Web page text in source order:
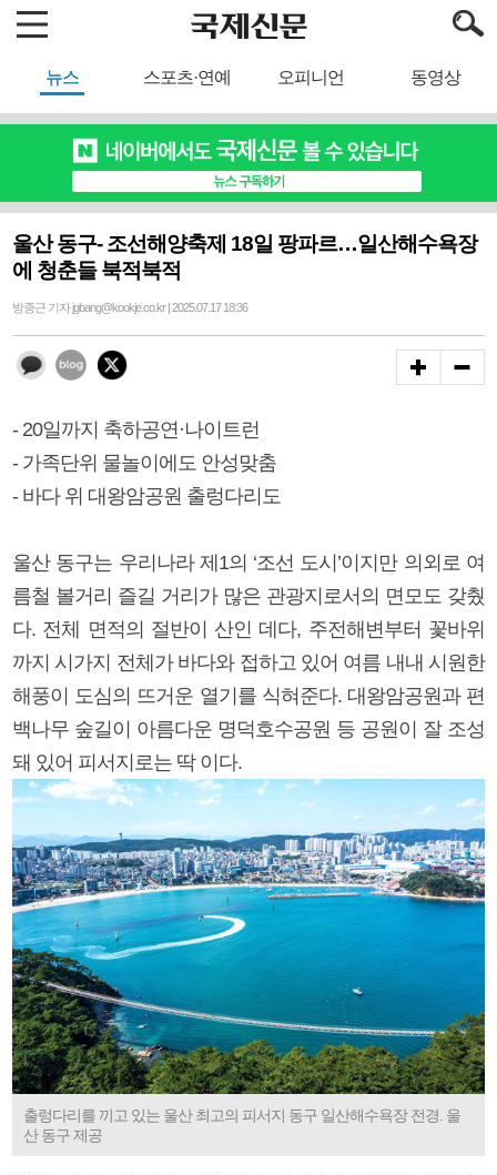
뉴스 스포츠·연예 오피니언 동영상
울산 동구- 조선해양축제 18일 팡파르…일산해수욕장
에 청춘들 북적북적
방종근 기자 jgbang@kookje.co.kr | 2025.07.17 18:36
- 20일까지 축하공연·나이트런
- 가족단위 물놀이에도 안성맞춤
- 바다 위 대왕암공원 출렁다리도
울산 동구는 우리나라 제1의 ‘조선 도시’이지만 의외로 여
름철 볼거리 즐길 거리가 많은 관광지로서의 면모도 갖췄
다. 전체 면적의 절반이 산인 데다, 주전해변부터 꽃바위
까지 시가지 전체가 바다와 접하고 있어 여름 내내 시원한
해풍이 도심의 뜨거운 열기를 식혀준다. 대왕암공원과 편
백나무 숲길이 아름다운 명덕호수공원 등 공원이 잘 조성
돼 있어 피서지로는 딱 이다.
출렁다리를 끼고 있는 울산 최고의 피서지 동구 일산해수욕장 전경. 울
산 동구 제공